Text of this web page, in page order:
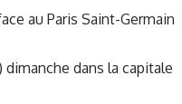
au Paris Saint-Germain
dimanche dans la capitale